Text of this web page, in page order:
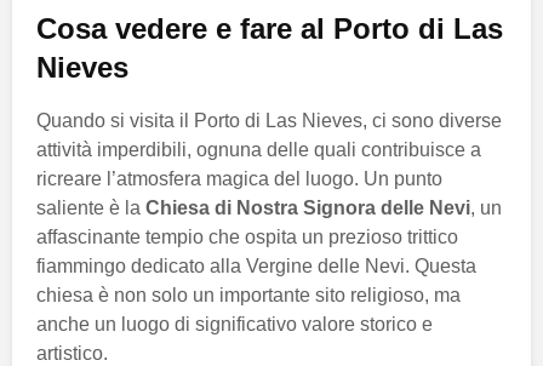
Cosa vedere e fare al Porto di Las
Nieves
Quando si visita il Porto di Las Nieves, ci sono diverse
attività imperdibili, ognuna delle quali contribuisce a
ricreare l’atmosfera magica del luogo. Un punto
saliente è la Chiesa di Nostra Signora delle Nevi, un
affascinante tempio che ospita un prezioso trittico
fiammingo dedicato alla Vergine delle Nevi. Questa
chiesa è non solo un importante sito religioso, ma
anche un luogo di significativo valore storico e
artistico.